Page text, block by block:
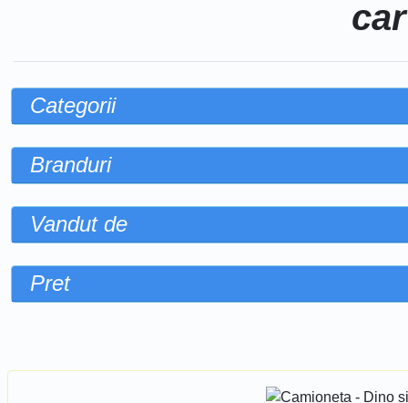
Categorii
Branduri
Vandut de
Pret